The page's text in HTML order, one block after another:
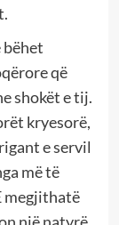
që
shokët e tij.
kryesorë,
e servil
më të
megjithatë